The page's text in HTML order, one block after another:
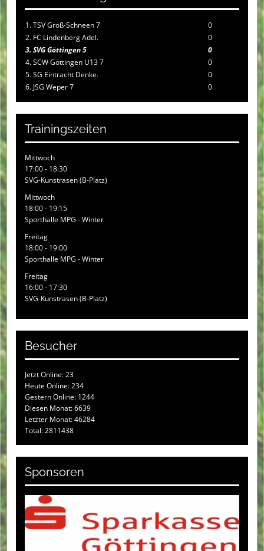
1. TSV Groß-Schneen 7
0
2. FC Lindenberg Adel.
0
3. SVG Göttingen 5
0
4. SCW Göttingen U13 7
0
5. SG Eintracht Denke.
0
6. JSG Weper 7
0
Trainingszeiten
Mittwoch
17:00 - 18:30
SVG-Kunstrasen (B-Platz)
Mittwoch
18:00 - 19:15
Sporthalle MPG - Winter
Freitag
18:00 - 19:00
Sporthalle MPG - Winter
Freitag
16:00 - 17:30
SVG-Kunstrasen (B-Platz)
Besucher
Jetzt Online: 23
Heute Online: 234
Gestern Online: 1244
Diesen Monat: 6639
Letzter Monat: 46284
Total: 2811438
Sponsoren